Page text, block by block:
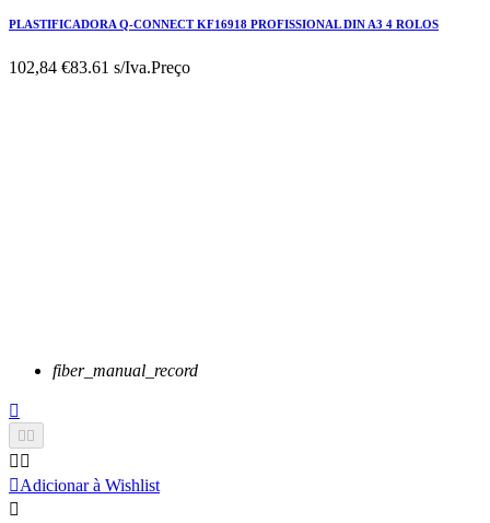
PLASTIFICADORA Q-CONNECT KF16918 PROFISSIONAL DIN A3 4 ROLOS
102,84 €83.61 s/Iva.Preço
fiber_manual_record

 
 
Adicionar à Wishlist
